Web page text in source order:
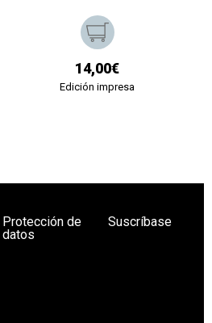
14,00€
Edición impresa
Protección de
datos
Suscríbase